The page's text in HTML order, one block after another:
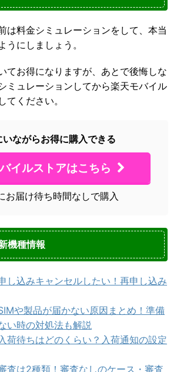
は料金シミュレーションをして、本当
うにしましょう。
てお得になりますが、あとで後悔しな
ミュレーションしてから楽天モバイル
てください。
いながらお得に購入できる
イルストアはこちら
お届け待ち時間なしで購入
機種情報
し込みキャンセルしたい！再申し込み
や製品が届かない原因まとめ！準備
い時の対処法も解説
荷待ちはどのくらい？入荷通知の設定
査は2種類！審査なしのケース・審査